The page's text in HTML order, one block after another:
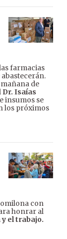
farmacias
abastecerán.
de
Dr. Isaías
insumos se
los próximos
con
honrar al
el trabajo.